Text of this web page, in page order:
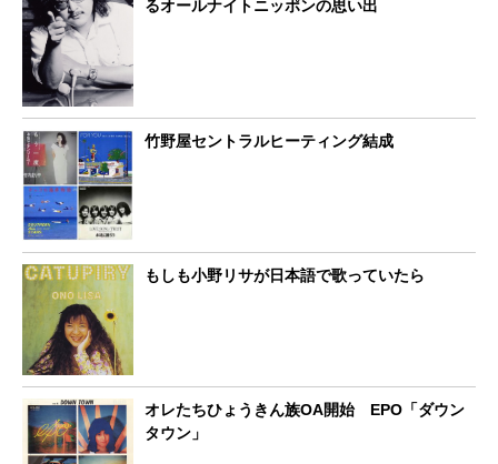
るオールナイトニッポンの思い出
竹野屋セントラルヒーティング結成
もしも小野リサが日本語で歌っていたら
オレたちひょうきん族OA開始 EPO「ダウン
タウン」